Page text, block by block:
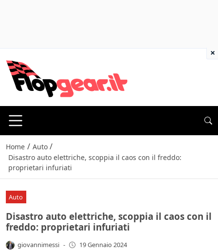
Home / Auto /
Disastro auto elettriche, scoppia il caos con il freddo:
proprietari infuriati
Auto
Disastro auto elettriche, scoppia il caos con il
freddo: proprietari infuriati
giovannimessi - 19 Gennaio 2024
×